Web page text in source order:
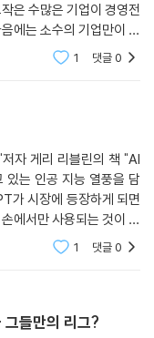
월 챗GPT의 등장은 실
근본적으로 바꿀 것이
이 몰아치는 투자는 ‘거
자자들이 사업계획서조차
의 AI 투자 열기 역시 극
사성을 보여주며, 1990
신과 투기, 기대와 불
기록한 책이 아니다. AI
리를 통해 기술 중심에서
은 수많은 기업이 경영전
에는 소수의 기업만이 살
계에 닥쳤던 닷컴 경쟁을
1 댓글0
자 게리 리블린의 책 "AI
있는 인공 지능 열풍을 담
가 시장에 등장하게 되면
에서만 사용되는 것이 아
. 이것은 1조 달러 시장이
1 댓글0
들만의 리그?